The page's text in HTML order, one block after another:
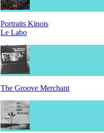
Portraits Kinois
Le Labo
The Groove Merchant